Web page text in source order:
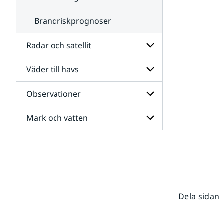
Brandriskprognoser
Radar och satellit
Undersidor
för
Radar
och
satellit
Väder till havs
Undersidor
för
Väder
till
havs
Observationer
Undersidor
för
Mark och vatten
Dela sidan